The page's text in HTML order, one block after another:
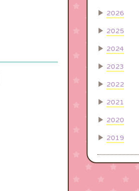
▶ 2026
▶ 2025
▶ 2024
▶ 2023
▶ 2022
▶ 2021
▶ 2020
▶ 2019